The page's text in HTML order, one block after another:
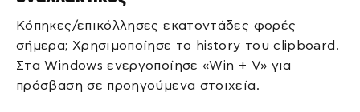
Κόπηκες/επικόλλησες εκατοντάδες φορές
σήμερα; Χρησιμοποίησε το history του clipboard.
Στα Windows ενεργοποίησε «Win + V» για
πρόσβαση σε προηγούμενα στοιχεία.